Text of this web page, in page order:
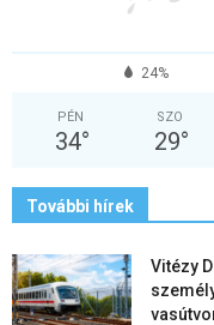
24%
PÉN
34°
SZO
29°
További hírek
Vitézy